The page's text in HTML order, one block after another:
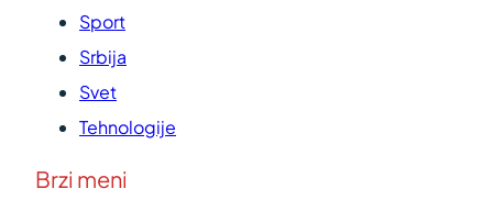
Sport
Srbija
Svet
Tehnologije
Brzi meni